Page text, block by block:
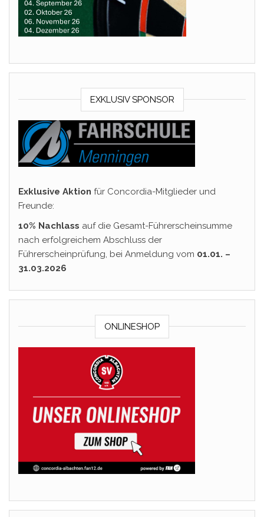
EXKLUSIV SPONSOR
Exklusive Aktion für Concordia-Mitglieder und
Freunde:
10% Nachlass auf die Gesamt-Führerscheinsumme
nach erfolgreichem Abschluss der
Führerscheinprüfung, bei Anmeldung vom 01.01. –
31.03.2026
ONLINESHOP